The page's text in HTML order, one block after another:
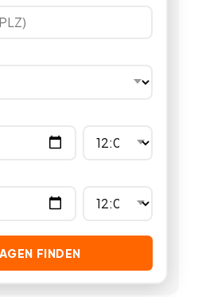
ein Navigationssystem
FINDEN